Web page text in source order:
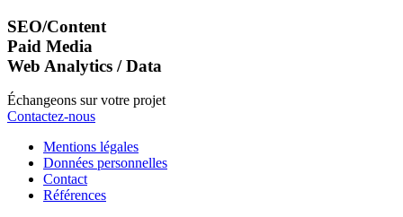
SEO/Content
Paid Media
Web Analytics / Data
Échangeons sur votre projet
Contactez-nous
Mentions légales
Données personnelles
Contact
Références